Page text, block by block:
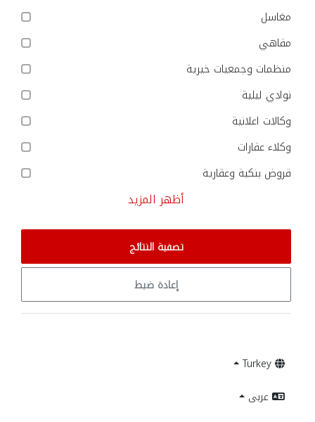
مغاسل
مقاهي
منظمات وجمعيات خيرية
نوادي ليلية
وكالات اعلانية
وكلاء عقارات
قروض بنكية وعقارية
أظهر المزيد
تصفية النتائج
إعادة ضبط
Turkey
عربى